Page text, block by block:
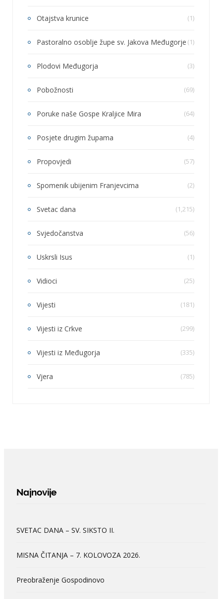
Otajstva krunice (1)
Pastoralno osoblje župe sv. Jakova Međugorje (1)
Plodovi Međugorja (3)
Pobožnosti (69)
Poruke naše Gospe Kraljice Mira (64)
Posjete drugim župama (4)
Propovjedi (57)
Spomenik ubijenim Franjevcima (2)
Svetac dana (1,215)
Svjedočanstva (56)
Uskrsli Isus (1)
Vidioci (25)
Vijesti (181)
Vijesti iz Crkve (299)
Vijesti iz Međugorja (335)
Vjera (785)
Najnovije
SVETAC DANA – SV. SIKSTO II.
MISNA ČITANJA – 7. KOLOVOZA 2026.
Preobraženje Gospodinovo